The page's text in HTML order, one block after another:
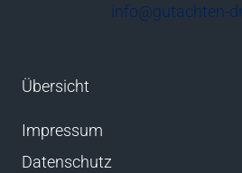
info@gutachten-
Übersicht
Impressum
Datenschutz